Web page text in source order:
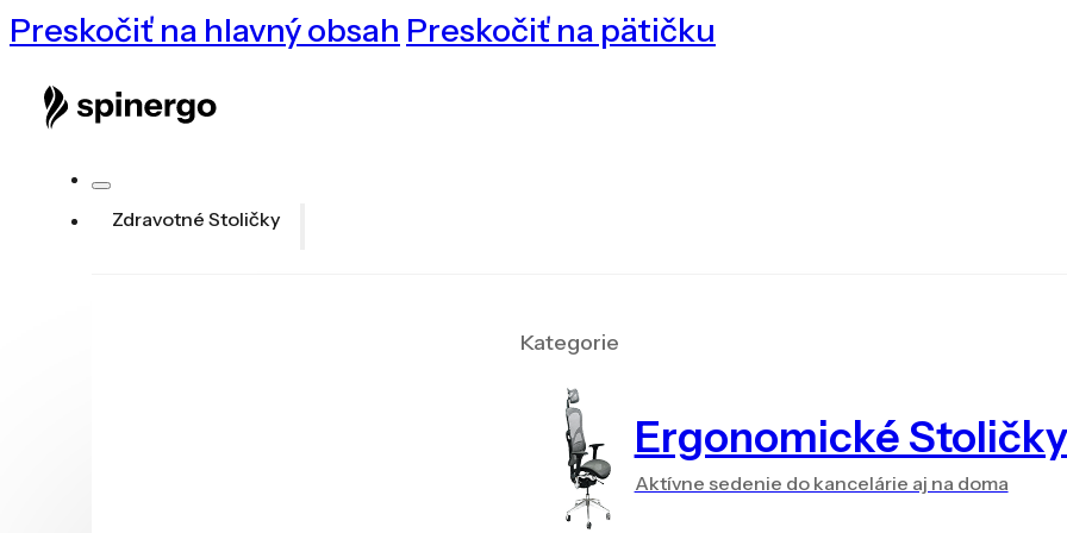
Preskočiť na hlavný obsah Preskočiť na pätičku
Zdravotné Stoličky
Kategorie
Ergonomické Stoličky
Aktívne sedenie do kancelárie aj na doma